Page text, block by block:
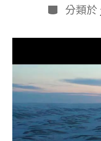
分
類
分類於